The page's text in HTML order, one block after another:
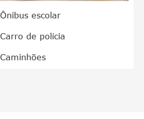
Ônibus escolar
Carro de polícia
Caminhões